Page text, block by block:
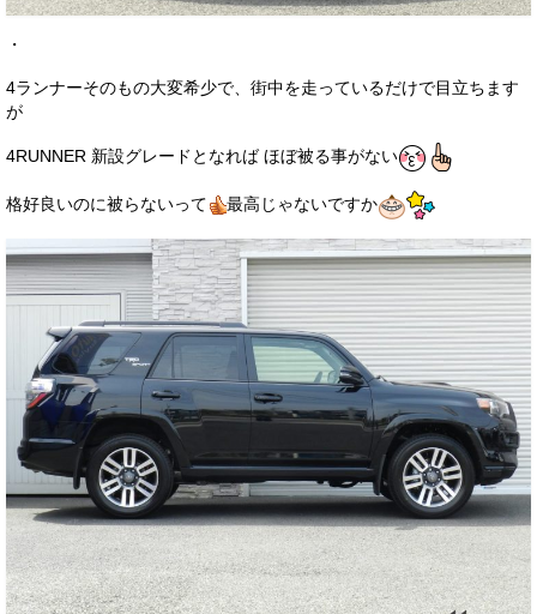
・
4ランナーそのもの大変希少で、街中を走っているだけで目立ちます
が
4RUNNER 新設グレードとなれば ほぼ被る事がない
格好良いのに被らないって 最高じゃないですか